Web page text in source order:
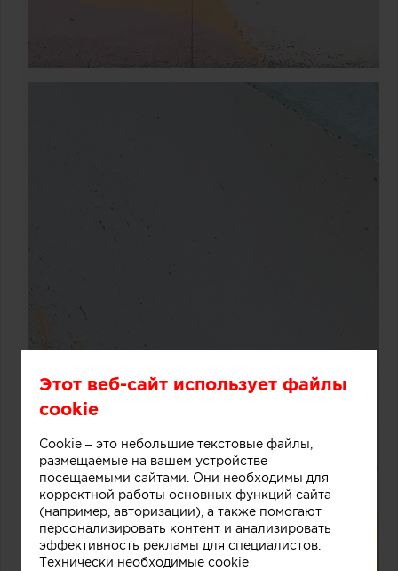
Этот веб-сайт использует файлы
cookie
Cookie – это небольшие текстовые файлы,
размещаемые на вашем устройстве
посещаемыми сайтами. Они необходимы для
корректной работы основных функций сайта
(например, авторизации), а также помогают
персонализировать контент и анализировать
эффективность рекламы для специалистов.
Технически необходимые cookie